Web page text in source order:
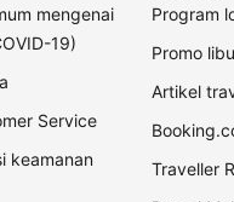
mengenai
19)
Service
keamanan
Program
Promo
Artikel
Traveller